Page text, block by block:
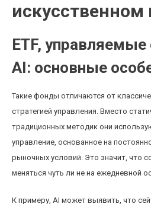
искусственном
ETF,
AI: основные
Такие фонды отличаются от
стратегией управления. Вместо
традиционных методик они
управление, основанное на
рыночных условий. Это значит, что
меняться чуть ли не на ежедневной
К примеру, AI может выявить, что